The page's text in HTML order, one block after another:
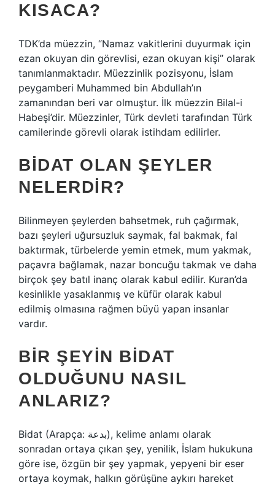
KISACA?
TDK’da müezzin, “Namaz vakitlerini duyurmak için
ezan okuyan din görevlisi, ezan okuyan kişi” olarak
tanımlanmaktadır. Müezzinlik pozisyonu, İslam
peygamberi Muhammed bin Abdullah’ın
zamanından beri var olmuştur. İlk müezzin Bilal-i
Habeşi’dir. Müezzinler, Türk devleti tarafından Türk
camilerinde görevli olarak istihdam edilirler.
BIDAT OLAN ŞEYLER
NELERDIR?
Bilinmeyen şeylerden bahsetmek, ruh çağırmak,
bazı şeyleri uğursuzluk saymak, fal bakmak, fal
baktırmak, türbelerde yemin etmek, mum yakmak,
paçavra bağlamak, nazar boncuğu takmak ve daha
birçok şey batıl inanç olarak kabul edilir. Kuran’da
kesinlikle yasaklanmış ve küfür olarak kabul
edilmiş olmasına rağmen büyü yapan insanlar
vardır.
BIR ŞEYIN BIDAT
OLDUĞUNU NASIL
ANLARIZ?
Bidat (Arapça: بدعة), kelime anlamı olarak
sonradan ortaya çıkan şey, yenilik, İslam hukukuna
göre ise, özgün bir şey yapmak, yepyeni bir eser
ortaya koymak, halkın görüşüne aykırı hareket